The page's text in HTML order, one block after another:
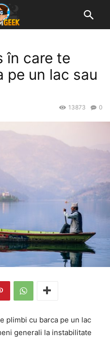
în care te
pe un lac sau
0
13873
plimbi cu barca pe un lac
generali la instabilitate